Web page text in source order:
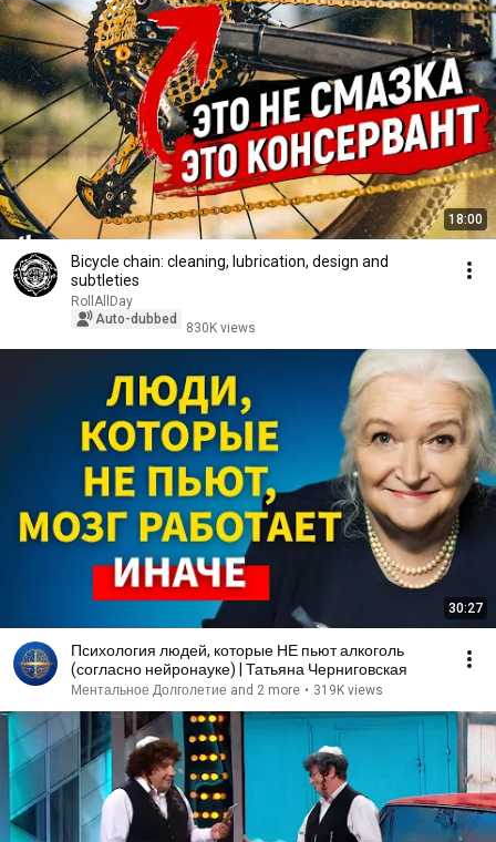
18:00
Bicycle chain: cleaning, lubrication, design and
subtleties
RollAllDay
Auto-dubbed
830K views
30:27
Психология людей, которые НЕ пьют алкоголь
(согласно нейронауке) | Татьяна Черниговская
Ментальное Долголетие and 2 more • 319K views